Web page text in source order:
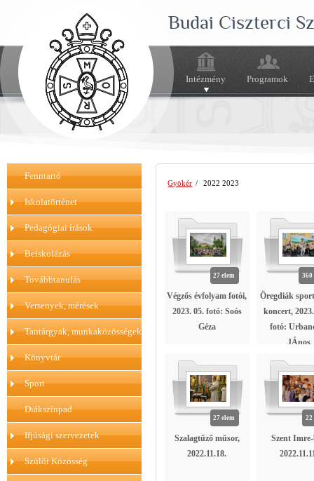
Budai Ciszterci
Intézmény Programok
Fenntartó
Iskolatörténet
Pedagógiai írások
Beiskolázás
Továbbtanulás
Versenyek, mérések
Tantárgyak, munkaközösségek
Könyvtár
Sport
Diákszínpad
Ifjúsági szervezetek
Szülői Közösség
Gyökér / 2022 2023
27 elem
Végzős évfolyam fotói,
2023. 05. fotó: Soós
Géza
360
Öregdiák
koncert,
fotó:
JÁnos
27 elem
Szalagtűző műsor,
2022.11.18.
22
Szent